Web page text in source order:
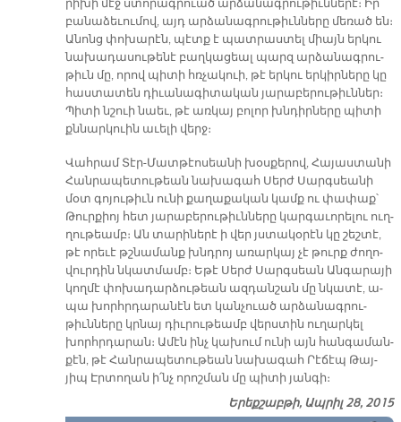
րի­խի մէջ ստո­րագ­րուած ար­ձա­նագ­րու­թիւն­նե­րէ։ Իր
բա­նա­ձե­ւու­մով, այդ ար­ձա­նագ­րու­թիւն­նե­րը մե­ռած են։
Ա­նոնց փո­խա­րէն, պէտք է պատ­րաս­տել միայն եր­կու
նա­խա­դա­սու­թե­նէ բաղ­կա­ցեալ պարզ ար­ձա­նագ­րու­
թիւն մը, ո­րով պի­տի հռչա­կուի, թէ եր­կու եր­կիր­նե­րը կը
հաս­տա­տեն դի­ւա­նա­գի­տա­կան յա­րա­բե­րու­թիւն­ներ։
Պի­տի նշուի նաեւ, թէ առ­կայ բո­լոր խնդիր­նե­րը պի­տի
քննար­կուին ա­ւե­լի վերջ։
Վահ­րամ Տէր-Մատ­թէո­սեա­նի խօս­քե­րով, Հա­յաս­տա­նի
Հան­րա­պե­տու­թեան նա­խա­գահ Սերժ Սարգ­սեա­նի
մօտ գո­յու­թիւն ու­նի քա­ղա­քա­կան կամք ու փա­փաք՝
Թուր­քիոյ հետ յա­րա­բե­րու­թիւն­նե­րը կար­գա­ւո­րե­լու ուղ­
ղու­թեամբ։ Ան տա­րի­նե­րէ ի վեր յստա­կօ­րէն կը շեշ­տէ,
թէ ո­րե­ւէ թշնա­մանք խնդրոյ ա­ռար­կայ չէ թուրք ժո­ղո­
վուր­դին նկատ­մամբ։ Ե­թէ Սերժ Սարգ­սեան Ան­գա­րա­յի
կող­մէ փո­խա­դար­ձու­թեան ազ­դան­շան մը նկա­տէ, ա­
պա խորհր­դա­րա­նէն ետ կան­չուած ար­ձա­նագ­րու­
թիւն­նե­րը կրնայ դիւ­րու­թեամբ վերս­տին ու­ղար­կել
խորհր­դա­րան։ Ա­մէն ինչ կա­խում ու­նի այն հան­գա­ման­
քէն, թէ Հան­րա­պե­տու­թեան նա­խա­գահ Րէ­ճէպ Թայ­
յիպ Էր­տո­ղան ի՛նչ ո­րոշ­ման մը պի­տի յան­գի։
Երեքշաբթի, Ապրիլ 28, 2015